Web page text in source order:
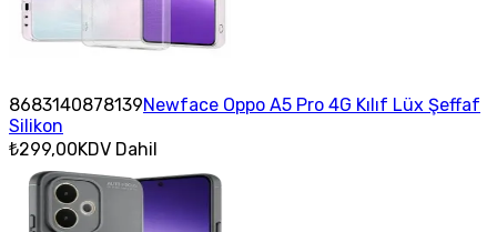
8683140878139Newface Oppo A5 Pro 4G Kılıf Lüx Şeffaf
Silikon
₺299,00KDV Dahil